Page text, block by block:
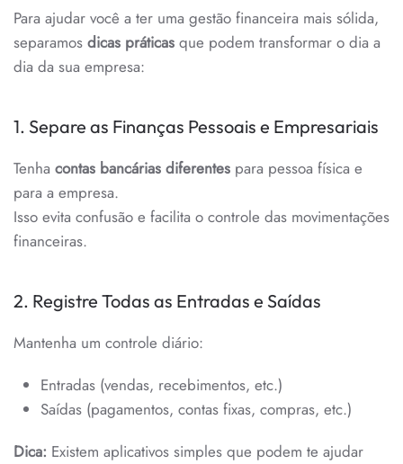
Para ajudar você a ter uma gestão financeira mais sólida,
separamos dicas práticas que podem transformar o dia a
dia da sua empresa:
1. Separe as Finanças Pessoais e Empresariais
Tenha contas bancárias diferentes para pessoa física e
para a empresa.
Isso evita confusão e facilita o controle das movimentações
financeiras.
2. Registre Todas as Entradas e Saídas
Mantenha um controle diário:
Entradas (vendas, recebimentos, etc.)
Saídas (pagamentos, contas fixas, compras, etc.)
Dica: Existem aplicativos simples que podem te ajudar